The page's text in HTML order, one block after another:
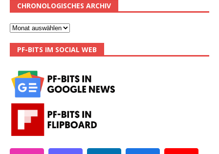
CHRONOLOGISCHES ARCHIV
PF-BITS IM SOCIAL WEB